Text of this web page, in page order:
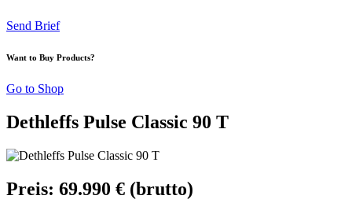
Send Brief
Want to Buy Products?
Go to Shop
Dethleffs Pulse Classic 90 T
Preis: 69.990 € (brutto)